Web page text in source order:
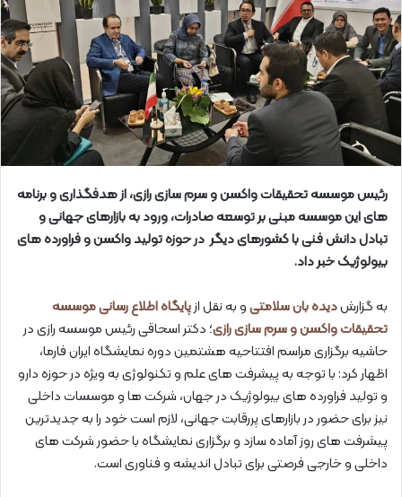
رئیس موسسه تحقیقات واکسن و سرم سازی رازی، از هدفگذاری و برنامه
های این موسسه مبنی بر توسعه صادرات، ورود به بازارهای جهانی و
تبادل دانش فنی با کشورهای دیگر در حوزه تولید واکسن و فراورده های
بیولوژیک خبر داد.
به گزارشدیده بان سلامتیو به نقل ازپایگاه اطلاع رسانی موسسه
تحقیقات واکسن و سرم سازی رازی؛ دکتر اسحاقی رئیس موسسه رازی در
حاشیه برگزاری مراسم افتتاحیه هشتمین دوره نمایشگاه ایران فارما،
اظهار کرد: با توجه به پیشرفت های علم و تکنولوژی به ویژه در حوزه دارو
و تولید فراورده های بیولوژیک در جهان، شرکت ها و موسسات داخلی
نیز برای حضور در بازارهای پررقابت جهانی، لازم است خود را به جدیدترین
پیشرفت های روز آماده سازد و برگزاری نمایشگاه با حضور شرکت های
داخلی و خارجی فرصتی برای تبادل اندیشه و فناوری است.